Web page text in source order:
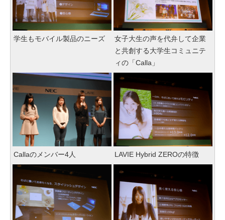
学生もモバイル製品のニーズ
女子大生の声を代弁して企業
と共創する大学生コミュニテ
ィの「Calla」
Callaのメンバー4人 LAVIE Hybrid ZEROの特徴